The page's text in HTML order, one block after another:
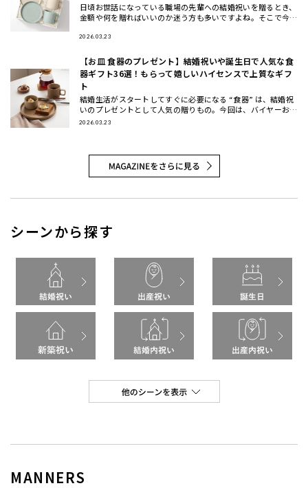
日頃お世話になっている職場の先輩への結婚祝いを贈るとき、
金額や何を贈ればいいのか迷う方も多いですよね。そこで今回
などのマナー
2026.03.23
【お皿 食器のプレゼント】結婚祝いや誕生日で人気な食
器ギフト36選！もらって嬉しいハイセンスで上質なギフ
ト
結婚生活がスタートしてすぐに必要になる “食器” は、結婚祝
いのプレゼントとして人気の贈りもの。今回は、バイヤーおす
すめの食器ギフトをご紹介します。大切な方に喜んでもらえる
2026.03.23
シーンから探す
MANNERS